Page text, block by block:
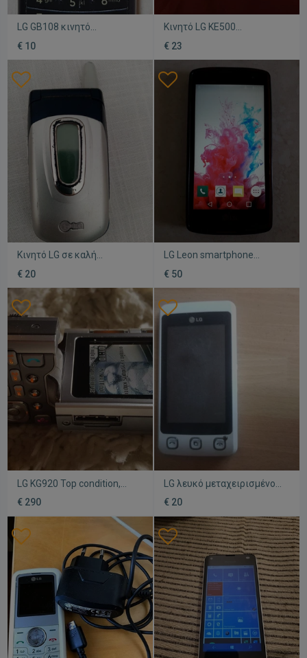
LG GB108 κινητό
λειτουργικό σε καλή
κατάσταση με φορτιστή
€ 10
Κινητό LG KE500
φορτιστή
€ 23
Κινητό LG σε καλή
κατάσταση
€ 20
LG Leon smartphone
μεταχειρισμένο με
καινούργια μπαταρία και
€ 50
LG KG920 Top condition,
very rare. ειναι σε αριστη
κατασταση, πολυ σπανιο
€ 290
LG λευκό μεταχειρισμένο
κινητό με φορτιστή και
κάμερα μέχρι 7.9 MPixel
€ 20